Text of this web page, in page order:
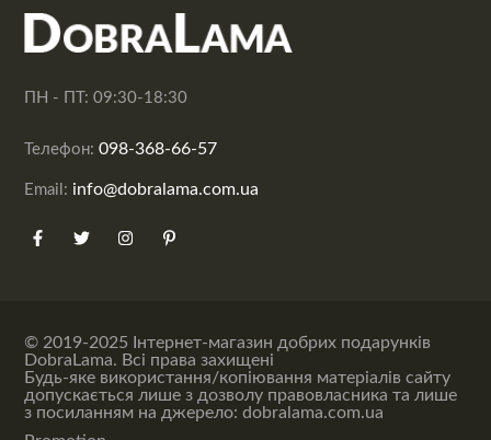
ПН - ПТ: 09:30-18:30
Телефон:098-368-66-57
Email: info@dobralama.com.ua
© 2019-2025 Інтернет-магазин добрих подарунків
DobraLama. Всі права захищені
Будь-яке використання/копіювання матеріалів сайту
допускається лише з дозволу правовласника та лише
з посиланням на джерело: dobralama.com.ua